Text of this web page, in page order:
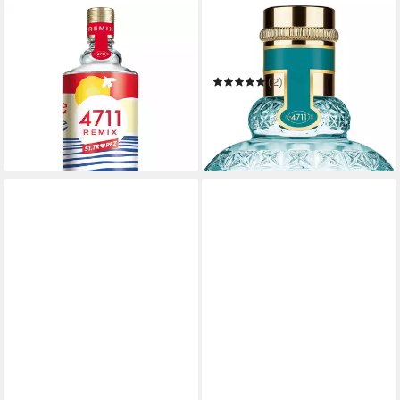
Eau de Toilette 4711 REMIX
UVP25,00 €
(209,90 €/ 1 l)
in 5-6 Werktagen bei dir
Eau de Cologne REFRESHING
COLOGNE(2)
38,49 € UVP
55,00 €
(384,90 €/ 1 l)
in 1-2 Werktagen bei dir